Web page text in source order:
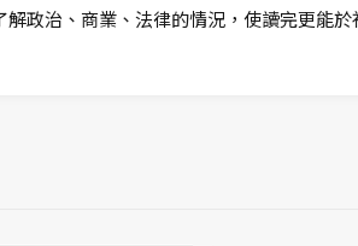
政治、商業、法律的情況，使讀完更能於